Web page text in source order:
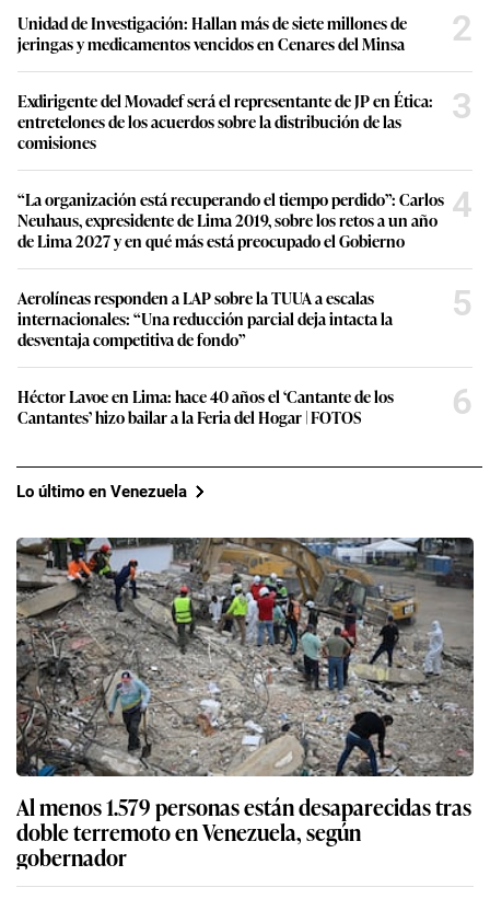
Unidad de Investigación: Hallan más de siete millones de
jeringas y medicamentos vencidos en Cenares del Minsa
2
Exdirigente del Movadef será el representante de JP en Ética:
entretelones de los acuerdos sobre la distribución de las
comisiones
3
“La organización está recuperando el tiempo perdido”: Carlos
Neuhaus, expresidente de Lima 2019, sobre los retos a un año
de Lima 2027 y en qué más está preocupado el Gobierno
4
Aerolíneas responden a LAP sobre la TUUA a escalas
internacionales: “Una reducción parcial deja intacta la
desventaja competitiva de fondo”
5
Héctor Lavoe en Lima: hace 40 años el ‘Cantante de los
Cantantes’ hizo bailar a la Feria del Hogar | FOTOS
6
Lo último en Venezuela
Al menos 1.579 personas están desaparecidas tras
doble terremoto en Venezuela, según
gobernador